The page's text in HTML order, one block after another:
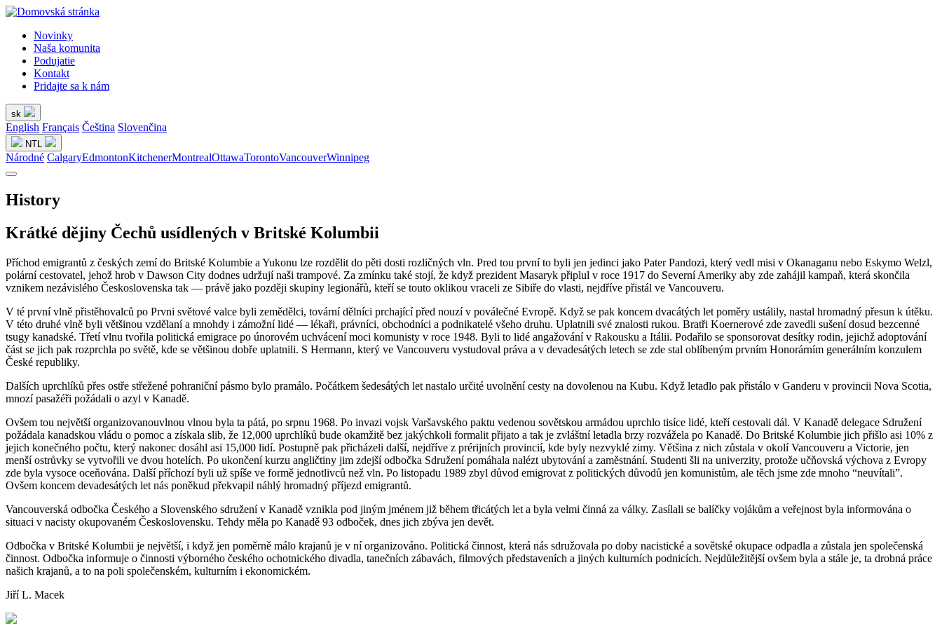
Novinky
Naša komunita
Podujatie
Kontakt
Pridajte sa k nám
sk
English Français Čeština Slovenčina
NTL
Národné CalgaryEdmontonKitchenerMontrealOttawaTorontoVancouverWinnipeg
History
Krátké dějiny Čechů usídlených v Britské Kolumbii
Příchod emigrantů z českých zemí do Britské Kolumbie a Yukonu lze rozdělit do pěti dosti rozličných vln. Pred tou první to byli jen jedinci jako Pater Pandozi, který vedl misi v Okanaganu nebo Eskymo Welzl,
polární cestovatel, jehož hrob v Dawson City dodnes udržují naši trampové. Za zmínku také stojí, že když prezident Masaryk připlul v roce 1917 do Severní Ameriky aby zde zahájil kampaň, která skončila
vznikem nezávislého Československa tak — právě jako později skupiny legionářů, kteří se touto oklikou vraceli ze Sibiře do vlasti, nejdříve přistál ve Vancouveru.
V té první vlně přistěhovalců po Prvni světové valce byli zemědělci, tovární dělníci prchající před nouzí v poválečné Evropě. Když se pak koncem dvacátých let poměry ustálily, nastal hromadný přesun k útěku.
V této druhé vlně byli většinou vzdělaní a mnohdy i zámožní lidé — lékaři, právníci, obchodníci a podnikatelé všeho druhu. Uplatnili své znalosti rukou. Bratři Koernerové zde zavedli sušení dosud bezcenné
tsugy kanadské. Třetí vlnu tvořila politická emigrace po únorovém uchvácení moci komunisty v roce 1948. Byli to lidé angažování v Rakousku a Itálii. Podařilo se sponsorovat desítky rodin, jejichž adoptování
část se jich pak rozprchla po světě, kde se většinou dobře uplatnili. S Hermann, který ve Vancouveru vystudoval práva a v devadesátých letech se zde stal oblíbeným prvním Honorárním generálním konzulem
České republiky.
Dalších uprchlíků přes ostře střežené pohraniční pásmo bylo pramálo. Počátkem šedesátých let nastalo určité uvolnění cesty na dovolenou na Kubu. Když letadlo pak přistálo v Ganderu v provincii Nova Scotia,
mnozí pasažéři požádali o azyl v Kanadě.
Ovšem tou největší organizovanouvlnou vlnou byla ta pátá, po srpnu 1968. Po invazi vojsk Varšavského paktu vedenou sovětskou armádou uprchlo tisíce lidé, kteří cestovali dál. V Kanadě delegace Sdružení
požádala kanadskou vládu o pomoc a získala slib, že 12,000 uprchlíků bude okamžitě bez jakýchkoli formalit přijato a tak je zvláštní letadla brzy rozvážela po Kanadě. Do Britské Kolumbie jich přišlo asi 10% z
jejich konečného počtu, který nakonec dosáhl asi 15,000 lidí. Postupně pak přicházeli další, nejdříve z prérijních provincií, kde byly nezvyklé zimy. Většina z nich zůstala v okolí Vancouveru a Victorie, jen
menší ostrůvky se vytvořili ve dvou hotelích. Po ukončení kurzu angličtiny jim zdejší odbočka Sdružení pomáhala nalézt ubytování a zaměstnání. Studenti šli na univerzity, protože učňovská výchova z Evropy
zde byla vysoce oceňována. Další příchozí byli už spíše ve formě jednotlivců než vln. Po listopadu 1989 zbyl důvod emigrovat z politických důvodů jen komunistům, ale těch jsme zde mnoho “neuvítali”.
Ovšem koncem devadesátých let nás poněkud překvapil náhlý hromadný příjezd emigrantů.
Vancouverská odbočka Českého a Slovenského sdružení v Kanadě vznikla pod jiným jménem již během třicátých let a byla velmi činná za války. Zasílali se balíčky vojákům a veřejnost byla informována o
situaci v nacisty okupovaném Československu. Tehdy měla po Kanadě 93 odboček, dnes jich zbýva jen devět.
Odbočka v Britské Kolumbii je největší, i když jen poměrně málo krajanů je v ní organizováno. Politická činnost, která nás sdružovala po doby nacistické a sovětské okupace odpadla a zůstala jen společenská
činnost. Odbočka informuje o činnosti výborného českého ochotnického divadla, tanečních zábavách, filmových představeních a jiných kulturních podnicích. Nejdůležitější ovšem byla a stále je, ta drobná práce
našich krajanů, a to na poli společenském, kulturním i ekonomickém.
Jiří L. Macek